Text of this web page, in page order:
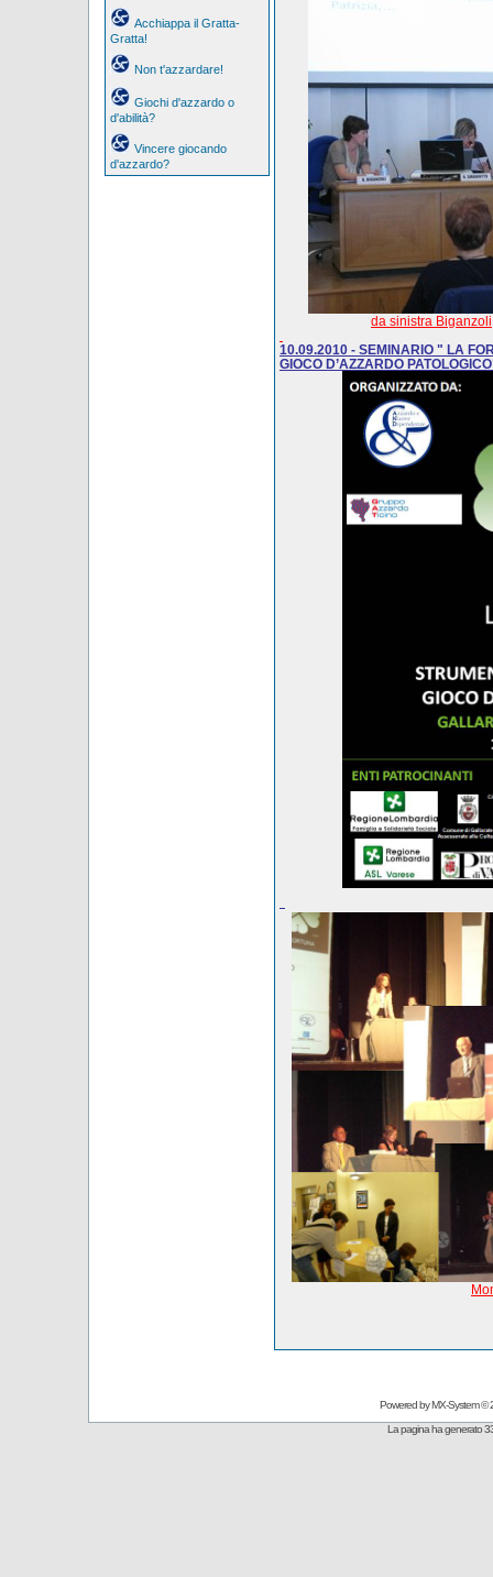
Acchiappa il Gratta-
Gratta!
Non t'azzardare!
Giochi d'azzardo o
d'abilità?
Vincere giocando
d'azzardo?
da sinistra
10.09.2010 - SEMINARIO " LA
GIOCO D’AZZARDO
Powered byMX-System©
La pagina ha generato